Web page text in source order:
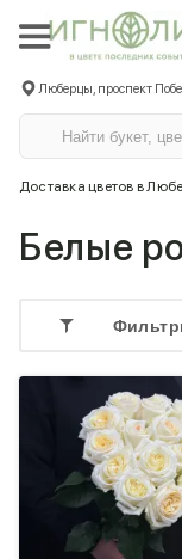
Люберцы, проспект
Доставка цветов в
Белые